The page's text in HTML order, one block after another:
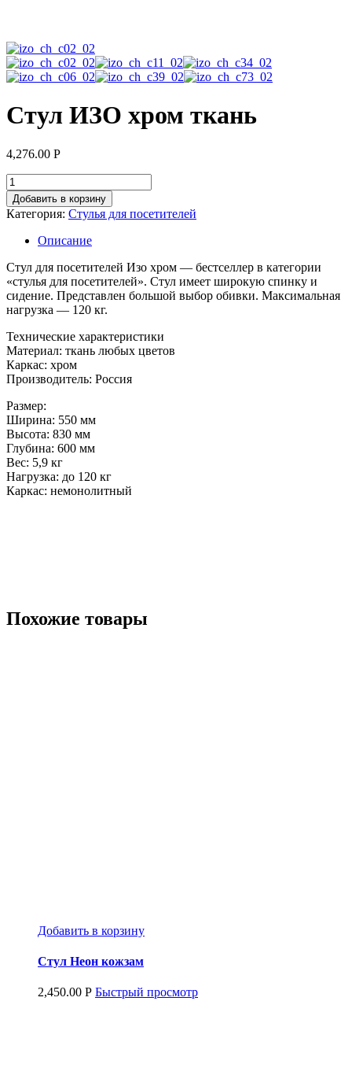
Стул ИЗО хром ткань
4,276.00 Р
Добавить в корзину
Категория: Стулья для посетителей
Описание
Стул для посетителей Изо хром — бестселлер в категории
«стулья для посетителей». Стул имеет широкую спинку и
сидение. Представлен большой выбор обивки. Максимальная
нагрузка — 120 кг.
Технические характеристики
Материал: ткань любых цветов
Каркас: хром
Производитель: Россия
Размер:
Ширина: 550 мм
Высота: 830 мм
Глубина: 600 мм
Вес: 5,9 кг
Нагрузка: до 120 кг
Каркас: немонолитный
Похожие товары
Добавить в корзину
Стул Неон кожзам
2,450.00 Р Быстрый просмотр